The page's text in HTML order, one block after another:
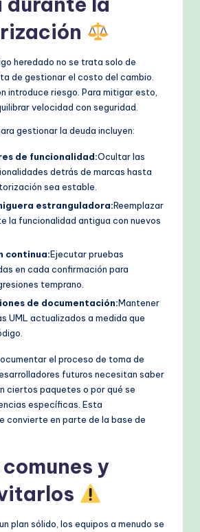
heredado no se trata solo de
de gestionar el costo del cambio.
introduce riesgo. Para mitigar esto,
velocidad con seguridad.
gestionar la deuda incluyen:
de funcionalidad:Ocultar las
detrás de marcas hasta
sea estable.
estranguladora:Reemplazar
la funcionalidad antigua con nuevos
continua:Ejecutar pruebas
en cada confirmación para
temprano.
de documentación:Mantener
UML actualizados a medida que
el proceso de toma de
futuros necesitan saber
ciertos paquetes o por qué se
específicas. Esta
convierte en parte de la base de
y
plan sólido, los equipos a menudo se